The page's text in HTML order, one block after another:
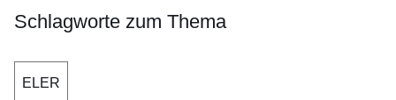
Schlagworte zum Thema
ELER